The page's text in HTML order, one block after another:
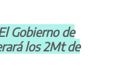
Gobierno de
los 2Mt de